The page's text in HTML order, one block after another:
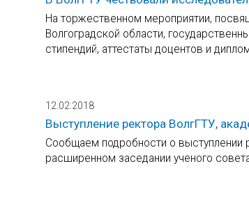
На торжественном мероприятии,
Волгоградской области,
стипендий, аттестаты доцентов и
12.02.2018
Выступление ректора ВолгГТУ,
Сообщаем подробности о
расширенном заседании ученого